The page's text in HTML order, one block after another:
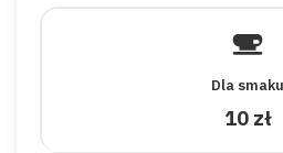
Dla smaku
10 zł